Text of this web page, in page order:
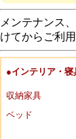
メンテナンス
けてからご利
●インテリア・寝
収納家具
ベッド